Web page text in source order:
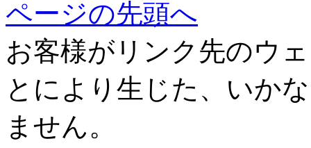
ページの先頭へ
お客様がリンク先のウ
とにより生じた、いか
ません。